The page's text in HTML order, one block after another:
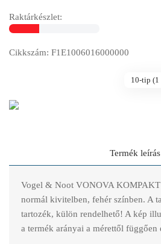
Raktárkészlet:
Cikkszám: F1E1006016000000
10-tip (1
Termék leírás
Vogel & Noot VONOVA
normál kivitelben, fehér színben. A
tartozék, külön rendelhető! A kép
a termék arányai a mérettől függően